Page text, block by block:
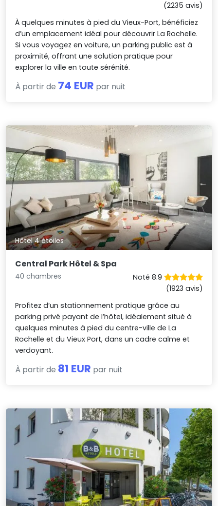
(2235 avis)
À quelques minutes à pied du Vieux-Port, bénéficiez
d’un emplacement idéal pour découvrir La Rochelle.
Si vous voyagez en voiture, un parking public est à
proximité, offrant une solution pratique pour
explorer la ville en toute sérénité.
À partir de 74 EUR par nuit
Hôtel 4 étoiles
Central Park Hôtel & Spa
40 chambres
Noté 8.9
(1923 avis)
Profitez d’un stationnement pratique grâce au
parking privé payant de l’hôtel, idéalement situé à
quelques minutes à pied du centre-ville de La
Rochelle et du Vieux Port, dans un cadre calme et
verdoyant.
À partir de 81 EUR par nuit